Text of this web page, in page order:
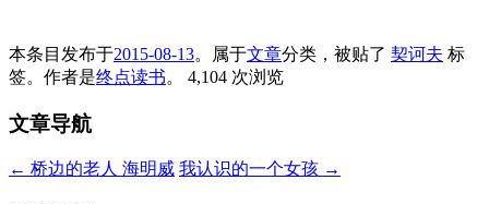
本条目发布于2015-08-13。属于文章分类，被贴了 契诃夫 标
签。 作者是终点读书。 4,104 次浏览
文章导航
← 桥边的老人 海明威 我认识的一个女孩 →